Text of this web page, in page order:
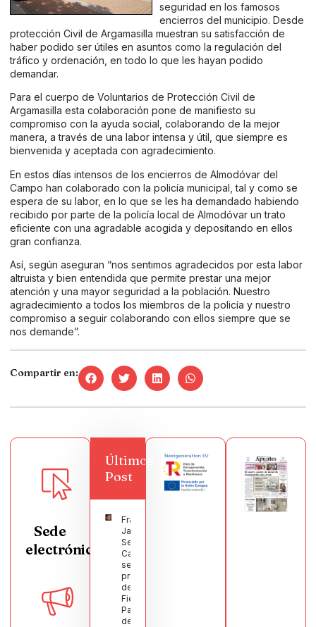
seguridad en los famosos
encierros del municipio. Desde
protección Civil de Argamasilla muestran su satisfacción de
haber podido ser útiles en asuntos como la regulación del
tráfico y ordenación, en todo lo que les hayan podido
demandar.
Para el cuerpo de Voluntarios de Protección Civil de
Argamasilla esta colaboración pone de manifiesto su
compromiso con la ayuda social, colaborando de la mejor
manera, a través de una labor intensa y útil, que siempre es
bienvenida y aceptada con agradecimiento.
En estos días intensos de los encierros de Almodóvar del
Campo han colaborado con la policía municipal, tal y como se
espera de su labor, en lo que se les ha demandado habiendo
recibido por parte de la policía local de Almodóvar un trato
eficiente con una agradable acogida y depositando en ellos
gran confianza.
Así, según aseguran “nos sentimos agradecidos por esta labor
altruista y bien entendida que permite prestar una mejor
atención y una mayor seguridad a la población. Nuestro
agradecimiento a todos los miembros de la policía y nuestro
compromiso a seguir colaborando con ellos siempre que se
nos demande”.
Compartir en:
Sede
electrónica
Últimos
Post
Francisco
Javier
Segura
Castellanos
será el
pregonero
de las
Fiestas
Patronales
de